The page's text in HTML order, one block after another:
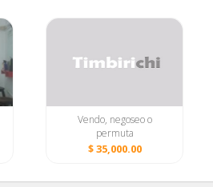
Vendo, negoseo o
permuta
$ 35,000.00